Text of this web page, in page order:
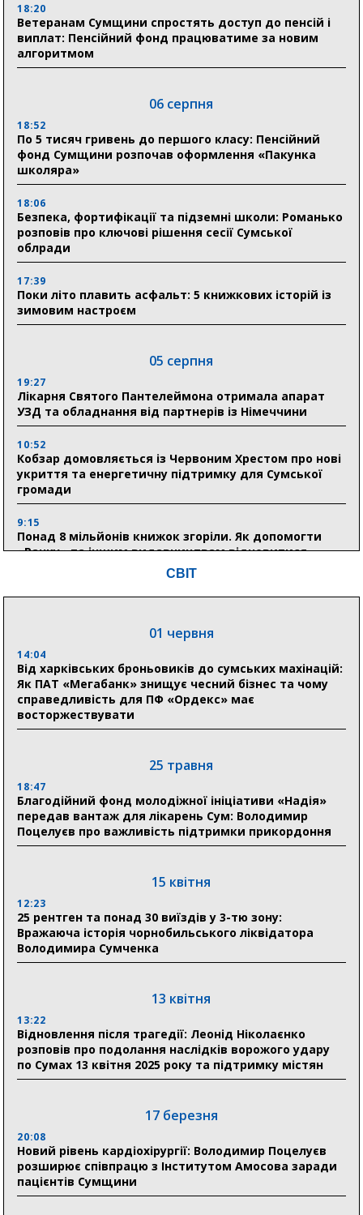
18:20
Ветеранам Сумщини спростять доступ до пенсій і
виплат: Пенсійний фонд працюватиме за новим
алгоритмом
06 серпня
18:52
По 5 тисяч гривень до першого класу: Пенсійний
фонд Сумщини розпочав оформлення «Пакунка
школяра»
18:06
Безпека, фортифікації та підземні школи: Романько
розповів про ключові рішення сесії Сумської
облради
17:39
Поки літо плавить асфальт: 5 книжкових історій із
зимовим настроєм
05 серпня
19:27
Лікарня Святого Пантелеймона отримала апарат
УЗД та обладнання від партнерів із Німеччини
10:52
Кобзар домовляється із Червоним Хрестом про нові
укриття та енергетичну підтримку для Сумської
громади
9:15
Понад 8 мільйонів книжок згоріли. Як допомогти
«Ранку» та іншим видавництвам відновитися
04 серпня
Пенсійний фонд Сумщини спрямував 0,2 млрд грн
на пенсії, страхові виплати та підтримку
прифронтових громад
прифронтової Сумщини: перша група оздоровилася
в Австрії
18:30
Ніколаєнко: у Сумах погодили 115 компенсацій на
відновлення житла майже на 6,6 млн грн
21:01
До 19 400 гривень на паливо: Пенсійний фонд
Сумщини пояснив, як отримати допомогу на зиму
«Укрексімбанк» припиняє виплату пенсій: у
людям
11:00
Артем Кобзар вручив родинам 20 полеглих Героїв
19:38
Сумська клінічна лікарня Святого Пантелеймона
здобула головну відзнаку в медичній сфері України
СВІТ
01 червня
14:04
Від харківських броньовиків до сумських махінацій:
Як ПАТ «Мегабанк» знищує чесний бізнес та чому
справедливість для ПФ «Ордекс» має
восторжествувати
25 травня
18:47
Благодійний фонд молодіжної ініціативи «Надія»
передав вантаж для лікарень Сум: Володимир
Поцелуєв про важливість підтримки прикордоння
15 квітня
12:23
25 рентген та понад 30 виїздів у 3-тю зону:
Вражаюча історія чорнобильського ліквідатора
Володимира Сумченка
13 квітня
13:22
Відновлення після трагедії: Леонід Ніколаєнко
розповів про подолання наслідків ворожого удару
по Сумах 13 квітня 2025 року та підтримку містян
17 березня
20:08
Новий рівень кардіохірургії: Володимир Поцелуєв
розширює співпрацю з Інститутом Амосова заради
пацієнтів Сумщини